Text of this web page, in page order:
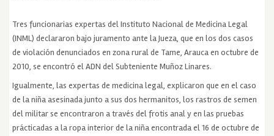
Tres funcionarias expertas del Instituto Nacional de Medicina Legal
(INML) declararon bajo juramento ante la Jueza, que en los dos casos
de violación denunciados en zona rural de Tame, Arauca en octubre de
2010, se encontró el ADN del Subteniente Muñoz Linares.
Igualmente, las expertas de medicina legal, explicaron que en el caso
de la niña asesinada junto a sus dos hermanitos, los rastros de semen
del militar se encontraron a través del frotis anal y en las pruebas
prácticadas a la ropa interior de la niña encontrada el 16 de octubre de